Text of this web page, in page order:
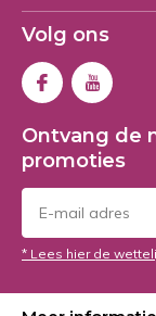
Volg ons
Ontvang de
promoties
* Lees hier de